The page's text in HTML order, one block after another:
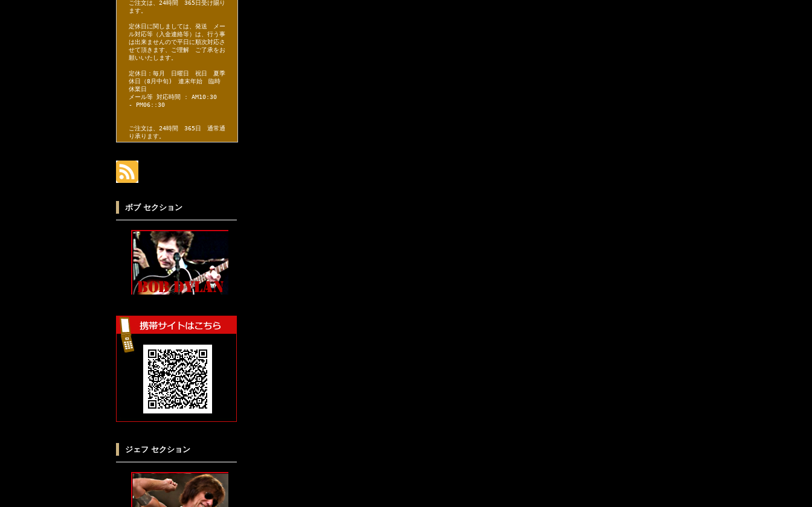
ご注文は、24時間 365日受け賜り
ます。
定休日に関しましては、発送 メー
ル対応等（入金連絡等）は、行う事
は出来ませんので平日に順次対応さ
せて頂きます、ご理解 ご了承をお
願いいたします。
定休日：毎月 日曜日 祝日 夏季
休日（8月中旬) 連末年始 臨時
休業日
メール等 対応時間 : AM10:30
- PM06::30
ご注文は、24時間 365日 通常通
り承ります。
ボブ セクション
ジェフ セクション